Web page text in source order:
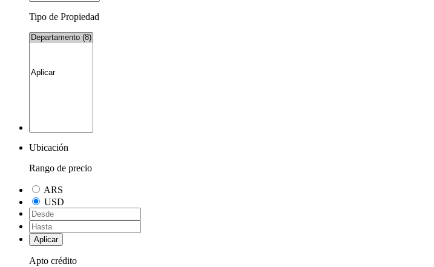
Tipo de Propiedad
Ubicación
Rango de precio
ARS
USD
Aplicar
Apto crédito